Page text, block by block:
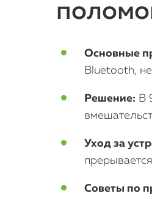
Основные
Bluetooth,
Решение: В
Уход за
Советы по